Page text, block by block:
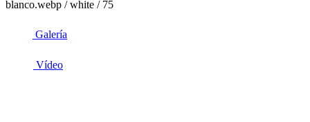
blanco.webp / white / 75
Galería
Vídeo